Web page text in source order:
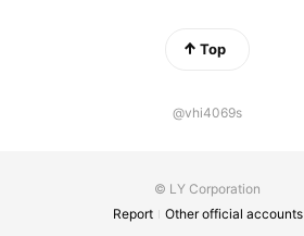
Top
@vhi4069s
© LY Corporation
Report
Other official accounts